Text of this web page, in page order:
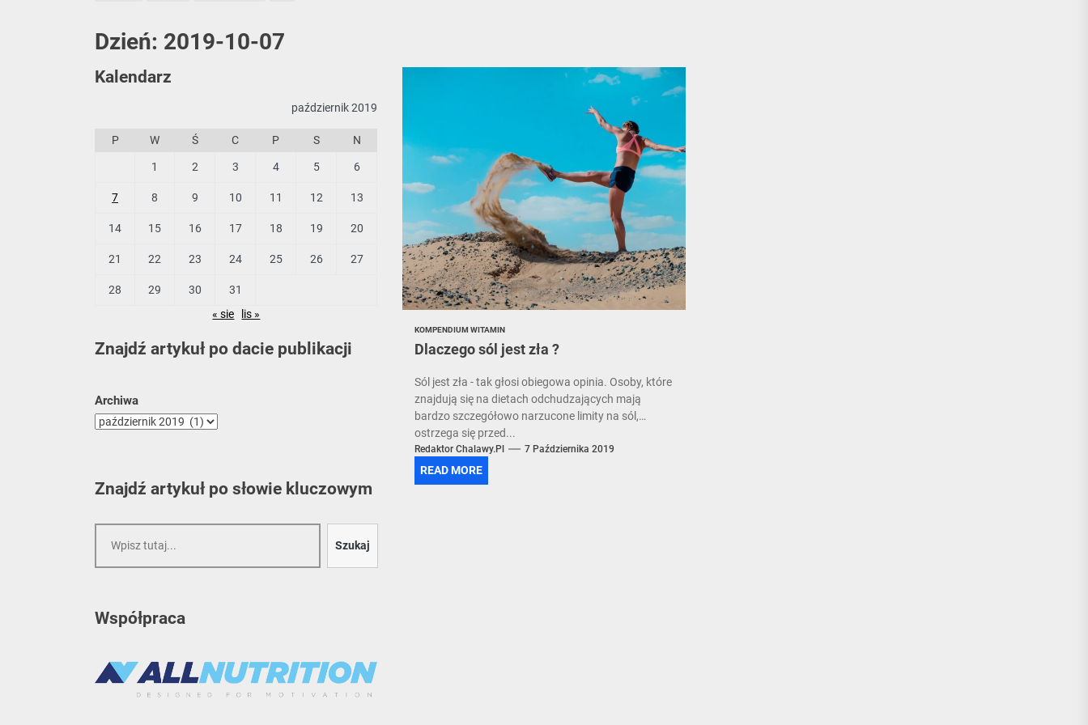
Witamina K – jej rola w organizmie i naturalne źródła.
Jakie witaminy wspierają zdrowie psychiczne?
Witaminy w walce z infekcjami – co warto wiedzieć?
Rola witamin w regeneracji organizmu po wysiłku fizycznym.
Dzień: 2019-10-07
KOMPENDIUM WITAMIN
Dlaczego sól jest zła ?
Sól jest zła - tak głosi obiegowa opinia. Osoby, które
znajdują się na dietach odchudzających mają
bardzo szczegółowo narzucone limity na sól,
ostrzega się przed...
Redaktor Chalawy.pl 7 Października 2019
READ MORE
Kalendarz
październik 2019
P W Ś C P S N
1 2 3 4 5 6
7 8 9 10 11 12 13
14 15 16 17 18 19 20
21 22 23 24 25 26 27
28 29 30
31
« sie
lis »
Znajdź artykuł po dacie publikacji
Archiwa
Znajdź artykuł po słowie kluczowym
Szukaj
Współpraca